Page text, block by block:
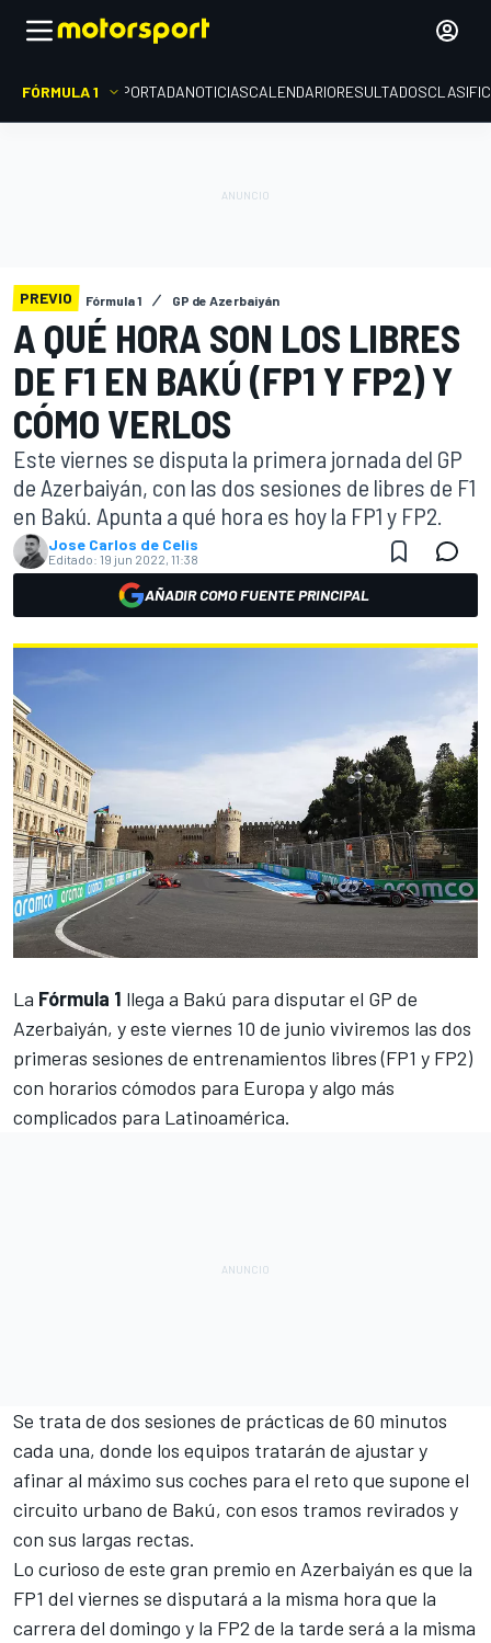
FÓRMULA 1 PORTADANOTICIASCALENDARIORESULTADOS
PREVIO Fórmula 1 GP de Azerbaiyán
A QUÉ HORA SON LOS LIBRES
DE F1 EN BAKÚ (FP1 Y FP2) Y
CÓMO VERLOS
Este viernes se disputa la primera jornada del GP
de Azerbaiyán, con las dos sesiones de libres de F1
en Bakú. Apunta a qué hora es hoy la FP1 y FP2.
Jose Carlos de Celis
Editado: 19 jun 2022, 11:38
AÑADIR COMO FUENTE PRINCIPAL
La Fórmula 1 llega a Bakú para disputar el GP de
Azerbaiyán, y este viernes 10 de junio viviremos las dos
primeras sesiones de entrenamientos libres (FP1 y FP2)
con horarios cómodos para Europa y algo más
complicados para Latinoamérica.
Se trata de dos sesiones de prácticas de 60 minutos
cada una, donde los equipos tratarán de ajustar y
afinar al máximo sus coches para el reto que supone el
circuito urbano de Bakú, con esos tramos revirados y
con sus largas rectas.
Lo curioso de este gran premio en Azerbaiyán es que la
FP1 del viernes se disputará a la misma hora que la
carrera del domingo y la FP2 de la tarde será a la misma